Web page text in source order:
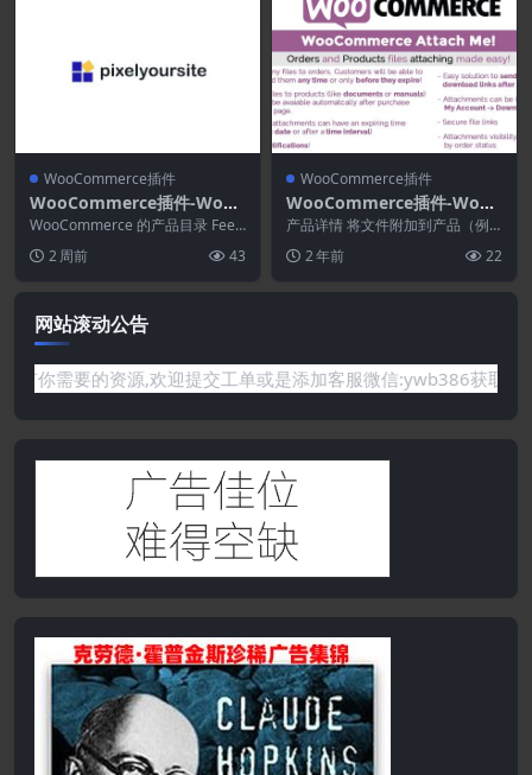
WooCommerce插件
WooCommerce插件-WooC
ommerce Product Catalog
Feed Pro 5.9.0
WooCommerce 的产品目录 Feed
到 Facebook 产品目录、T...
2 周前 43
WooCommerce插件
WooCommerce插件-WooC
ommerce Attach Me! 25.5
产品详情 将文件附加到产品（例
如手册、文档等）：客户购买后，
这些文件会自动在产品...
2 年前 22
网站滚动公告
要的资源,欢迎提交工单或是添加客服微信:ywb386获取帮助！